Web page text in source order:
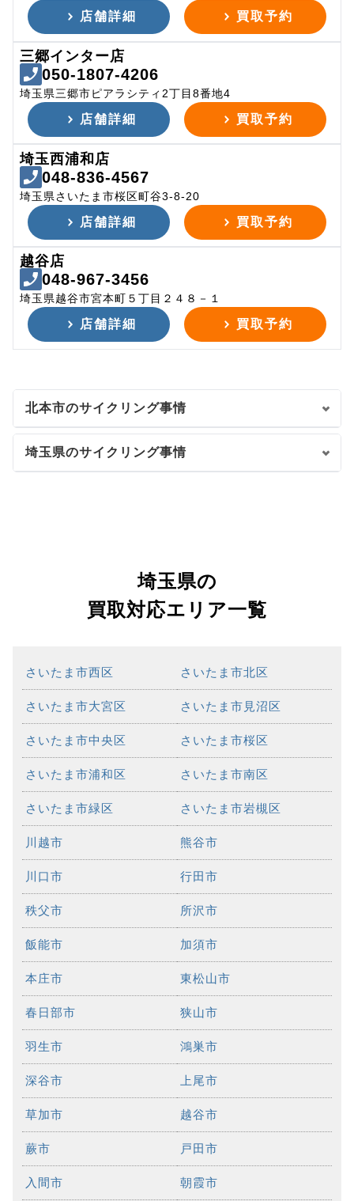
店舗詳細 買取予約
三郷インター店
050-1807-4206
埼玉県三郷市ピアラシティ2丁目8番地4
店舗詳細 買取予約
埼玉西浦和店
048-836-4567
埼玉県さいたま市桜区町谷3-8-20
店舗詳細 買取予約
越谷店
048-967-3456
埼玉県越谷市宮本町５丁目２４８－１
店舗詳細 買取予約
北本市のサイクリング事情
埼玉県のサイクリング事情
埼玉県の
買取対応エリア一覧
さいたま市西区 さいたま市北区
さいたま市大宮区 さいたま市見沼区
さいたま市中央区 さいたま市桜区
さいたま市浦和区 さいたま市南区
さいたま市緑区 さいたま市岩槻区
川越市 熊谷市
川口市 行田市
秩父市 所沢市
飯能市 加須市
本庄市 東松山市
春日部市 狭山市
羽生市 鴻巣市
深谷市 上尾市
草加市 越谷市
蕨市 戸田市
入間市 朝霞市